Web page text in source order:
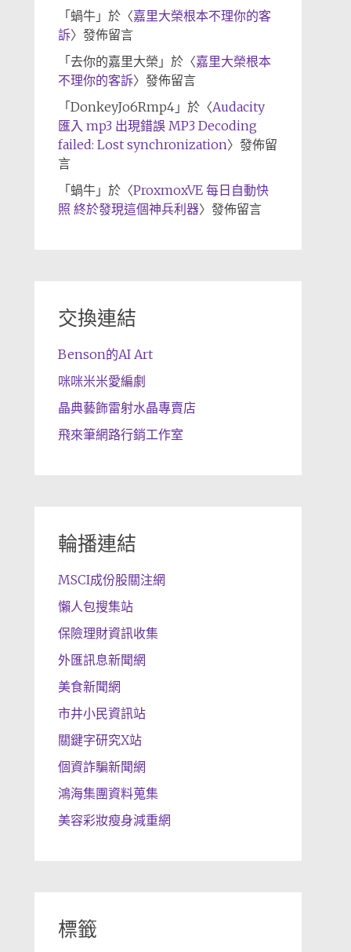
「 蝸牛」於〈嘉里大榮根本不理你的客
訴〉發佈留言
「 去你的嘉里大榮 」於〈嘉里大榮根本
不理你的客訴〉發佈留言
「 DonkeyJo6Rmp4」於〈Audacity
匯入 mp3 出現錯誤 MP3 Decoding
failed: Lost synchronization〉發佈留
言
「 蝸牛」於〈ProxmoxVE 每日自動快
照 終於發現這個神兵利器〉發佈留言
交換連結
Benson的AI Art
咪咪米米愛編劇
晶典藝飾雷射水晶專賣店
飛來筆網路行銷工作室
輪播連結
MSCI成份股關注網
懶人包搜集站
保險理財資訊收集
外匯訊息新聞網
美食新聞網
市井小民資訊站
關鍵字研究X站
個資詐騙新聞網
鴻海集團資料蒐集
美容彩妝瘦身減重網
標籤